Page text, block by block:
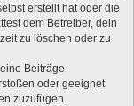
erstellt hat oder die
dem Betreiber, dein
zu löschen oder zu
Beiträge
oder geeignet
zuzufügen.